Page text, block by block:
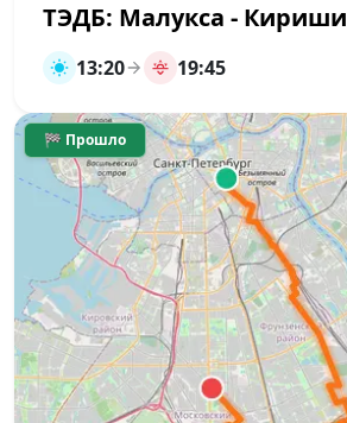
ТЭДБ: Малукса - Кириши
13:20 19:45
🏁 Прошло